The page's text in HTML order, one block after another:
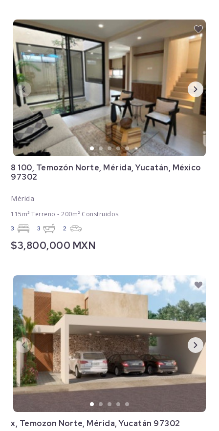
8 100, Temozón Norte, Mérida, Yucatán, México
97302
Mérida
115m² Terreno - 200m² Construidos
3 3 2
$3,800,000 MXN
x, Temozon Norte, Mérida, Yucatán 97302